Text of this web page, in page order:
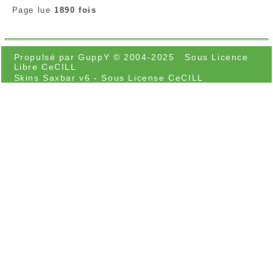
Page lue 1890 fois
Propulsé par GuppY © 2004-2025
Sous Licence
Libre CeCILL
Skins Saxbar v6 - Sous License CeCILL